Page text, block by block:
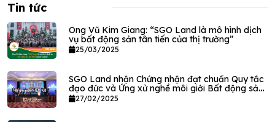
Tin tức
Ông Vũ Kim Giang: “SGO Land là mô hình dịch
vụ bất động sản tân tiến của thị trường”
25/03/2025
SGO Land nhận Chứng nhận đạt chuẩn Quy tắc
đạo đức và Ứng xử nghề môi giới Bất động sản
VPEC
27/02/2025